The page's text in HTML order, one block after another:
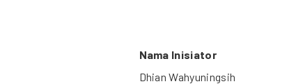
Nama Inisiator
Dhian Wahyuningsih